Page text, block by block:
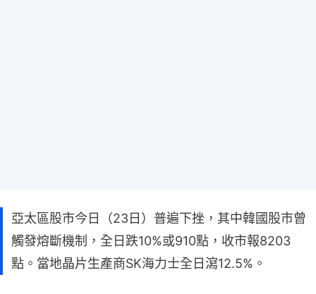
亞太區股市今日（23日）普遍下挫，其中韓國股市曾
觸發熔斷機制，全日跌10%或910點，收市報8203
點。當地晶片生產商SK海力士全日瀉12.5%。